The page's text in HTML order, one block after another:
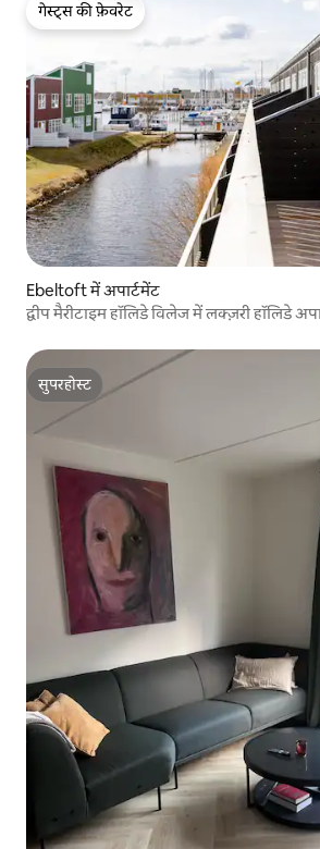
गेस्ट्स की फ़ेवरेट
गेस्ट्स की फ़ेवरेट
Ebeltoft में अपार्टमेंट
द्वीप मैरीटाइम हॉलिडे विलेज में लक्ज़री हॉलिडे
सुपरहोस्ट
सुपरहोस्ट